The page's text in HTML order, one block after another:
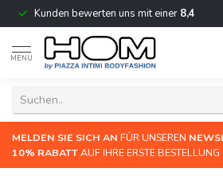
Kunden bewerten uns mit einer 8,4
MENU
MELDEN SIE SICH AN FÜR UNSEREN
10% RABATTAUF IHRE ERSTE BESTELLUNG